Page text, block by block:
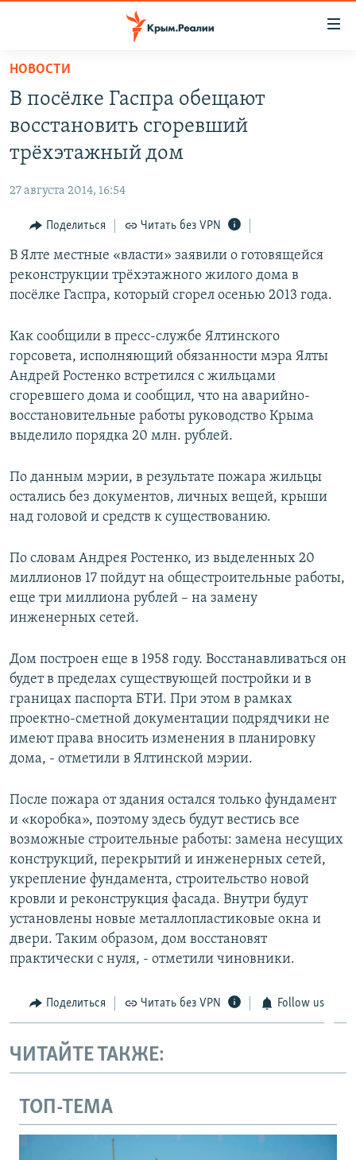
Вернуться
основному
содержанию
Вернутся
главной
навигации
Вернутся
поиску
11 ЛЕТ ОККУПАЦИИ КРЫМА. 11 ИСТОРИЙ СОПРОТИВЛЕНИЯ
ВОДА
ЕЩЕ
ИНТЕРАКТИВ
ИНФОГРАФИКА
ТЕЛЕПРОЕКТ КРЫМ.РЕАЛИИ
ПРОПАВШИЕ БЕЗ ВЕСТИ
ПОБЕДИТЕЛЕЙ НЕ СУДЯТ?
КРЫМ.НЕПОКОРЕННЫЙ
РАДІО СВОБОДА
КАК ОБОЙТИ БЛОКИРОВКУ
Українською
Qırımtatar
ПРИСОЕДИНЯЙТЕСЬ!
Все сайты RFE/RL
НОВОСТИ
В посёлке Гаспра обещают
восстановить сгоревший
трёхэтажный дом
27 августа 2014, 16:54
Поделиться Читать без VPN
В Ялте местные «власти» заявили о готовящейся
реконструкции трёхэтажного жилого дома в
посёлке Гаспра, который сгорел осенью 2013 года.
Как сообщили в пресс-службе Ялтинского
горсовета, исполняющий обязанности мэра Ялты
Андрей Ростенко встретился с жильцами
сгоревшего дома и сообщил, что на аварийно-
восстановительные работы руководство Крыма
выделило порядка 20 млн. рублей.
По данным мэрии, в результате пожара жильцы
остались без документов, личных вещей, крыши
над головой и средств к существованию.
По словам Андрея Ростенко, из выделенных 20
миллионов 17 пойдут на общестроительные работы,
еще три миллиона рублей – на замену
инженерных сетей.
Дом построен еще в 1958 году. Восстанавливаться он
будет в пределах существующей постройки и в
границах паспорта БТИ. При этом в рамках
проектно-сметной документации подрядчики не
имеют права вносить изменения в планировку
дома, - отметили в Ялтинской мэрии.
После пожара от здания остался только фундамент
и «коробка», поэтому здесь будут вестись все
возможные строительные работы: замена несущих
конструкций, перекрытий и инженерных сетей,
укрепление фундамента, строительство новой
кровли и реконструкция фасада. Внутри будут
установлены новые металлопластиковые окна и
двери. Таким образом, дом восстановят
практически с нуля, - отметили чиновники.
Поделиться Читать без VPN Follow us
ЧИТАЙТЕ ТАКЖЕ:
ТОП-ТЕМА